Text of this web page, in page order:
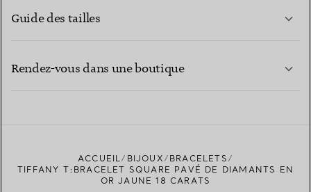
Guide des tailles
Rendez-vous dans une boutique
TROUVEZ LA BOUTIQUE LA PLUS PROCHE
ACCUEIL BIJOUX
BRACELETS
TIFFANY T:BRACELET SQUARE PAVÉ DE DIAMANTS EN
OR JAUNE 18 CARATS